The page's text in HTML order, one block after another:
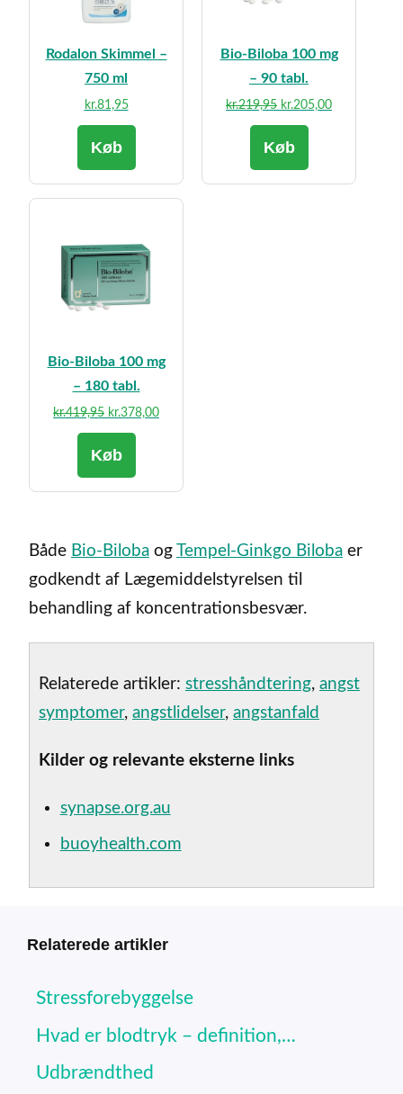
Rodalon Skimmel –
750 ml
kr.81,95
Køb
Bio-Biloba 100 mg
– 90 tabl.
kr.219,95 Den
oprindelige
pris
kr.219,95.
kr.205,00Den
kr.205,00.
Køb
Bio-Biloba 100 mg
– 180 tabl.
kr.419,95 Den
oprindelige
pris
kr.419,95.
kr.378,00Den
kr.378,00.
Køb
Både Bio-Biloba og Tempel-Ginkgo Biloba er
godkendt af Lægemiddelstyrelsen til
behandling af koncentrationsbesvær.
Relaterede artikler: stresshåndtering, angst
symptomer, angstlidelser, angstanfald
Kilder og relevante eksterne links
synapse.org.au
buoyhealth.com
Relaterede artikler
Stressforebyggelse
Hvad er blodtryk – definition,…
Udbrændthed